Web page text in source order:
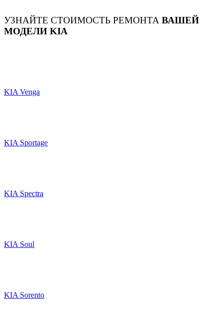
УЗНАЙТЕ СТОИМОСТЬ РЕМОНТА ВАШЕЙ
МОДЕЛИ KIA
KIA Venga
KIA Sportage
KIA Spectra
KIA Soul
KIA Sorento